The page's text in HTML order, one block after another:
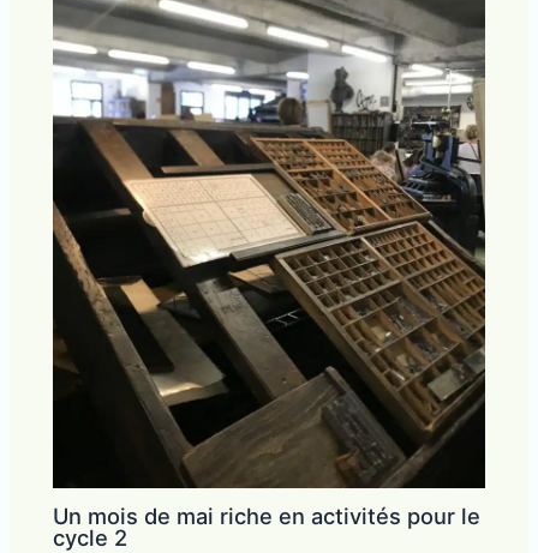
Un mois de mai riche en activités pour le
cycle 2